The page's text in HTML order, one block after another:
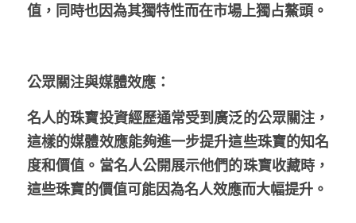
值，同時也因為其獨特性而在市場上獨占鰲頭。
公眾關注與媒體效應 ：
名人的珠寶投資經歷通常受到廣泛的公眾關注，
這樣的媒體效應能夠進一步提升這些珠寶的知名
度和價值。當名人公開展示他們的珠寶收藏時，
這些珠寶的價值可能因為名人效應而大幅提升。